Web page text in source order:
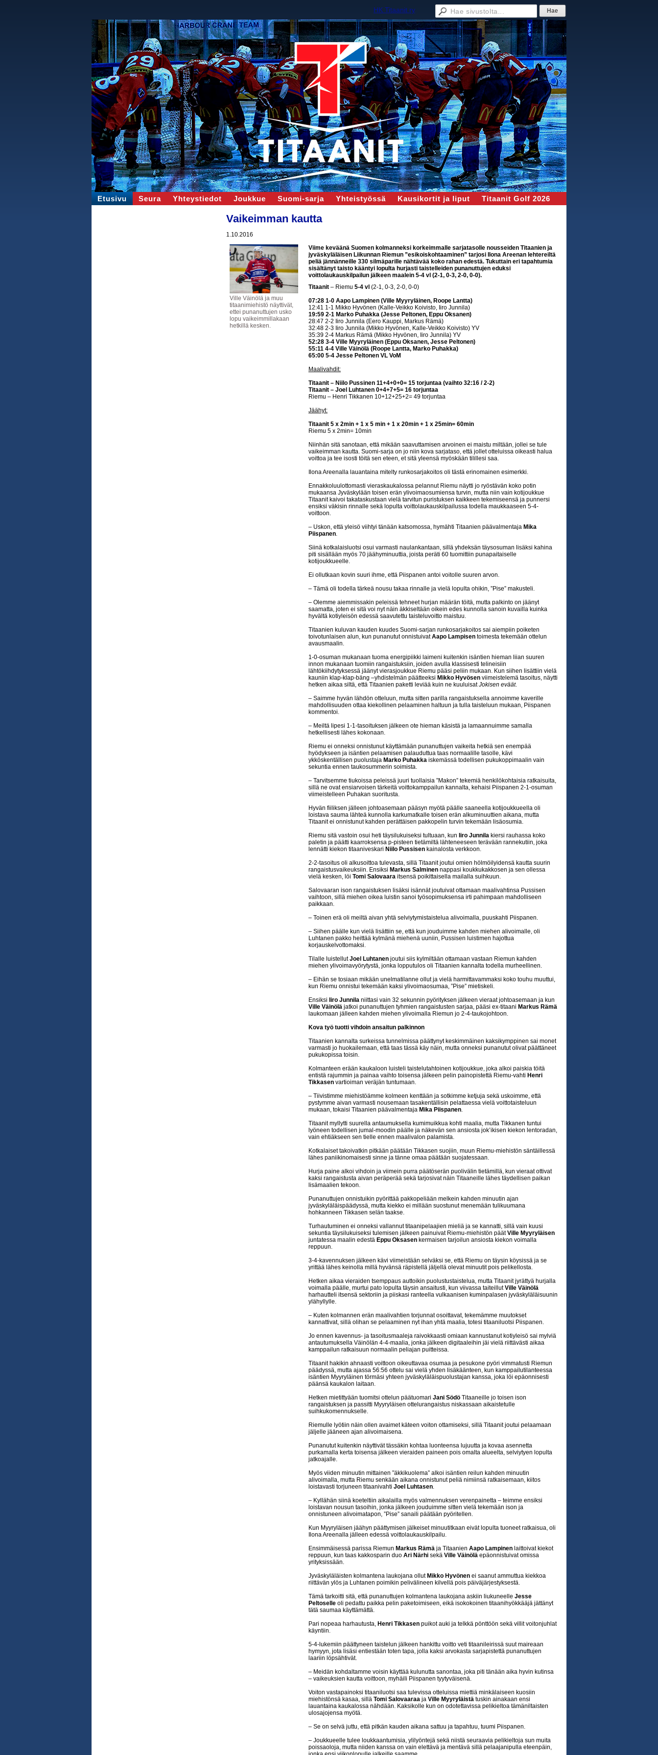
HK Titaanit ry
Etusivu Seura Yhteystiedot Joukkue Suomi-sarja Yhteistyössä Kausikortit ja liput Titaanit Golf 2026
Vaikeimman kautta
1.10.2016
Ville Väinölä ja muu
titaanimiehistö näyttivät,
ettei punanuttujen usko
lopu vaikeimmillakaan
hetkillä kesken.
Viime keväänä Suomen kolmanneksi korkeimmalle sarjatasolle nousseiden Titaanien ja
jyväskyläläisen Liikunnan Riemun ”esikoiskohtaaminen” tarjosi Ilona Areenan lehtereiltä
peliä jännänneille 330 silmäparille nähtävää koko rahan edestä. Tukuttain eri tapahtumia
sisältänyt taisto kääntyi lopulta hurjasti taistelleiden punanuttujen eduksi
voittolaukauskilpailun jälkeen maalein 5-4 vl (2-1, 0-3, 2-0, 0-0).
Titaanit – Riemu 5-4 vl (2-1, 0-3, 2-0, 0-0)
07:28 1-0 Aapo Lampinen (Ville Myyryläinen, Roope Lantta)
12:41 1-1 Mikko Hyvönen (Kalle-Veikko Koivisto, Iiro Junnila)
19:59 2-1 Marko Puhakka (Jesse Peltonen, Eppu Oksanen)
28:47 2-2 Iiro Junnila (Eero Kauppi, Markus Rämä)
32:48 2-3 Iiro Junnila (Mikko Hyvönen, Kalle-Veikko Koivisto) YV
35:39 2-4 Markus Rämä (Mikko Hyvönen, Iiro Junnila) YV
52:28 3-4 Ville Myyryläinen (Eppu Oksanen, Jesse Peltonen)
55:11 4-4 Ville Väinölä (Roope Lantta, Marko Puhakka)
65:00 5-4 Jesse Peltonen VL VoM
Maalivahdit:
Titaanit – Niilo Pussinen 11+4+0+0= 15 torjuntaa (vaihto 32:16 / 2-2)
Titaanit – Joel Luhtanen 0+4+7+5= 16 torjuntaa
Riemu – Henri Tikkanen 10+12+25+2= 49 torjuntaa
Jäähyt:
Titaanit 5 x 2min + 1 x 5 min + 1 x 20min + 1 x 25min= 60min
Riemu 5 x 2min= 10min
Niinhän sitä sanotaan, että mikään saavuttamisen arvoinen ei maistu miltään, jollei se tule
vaikeimman kautta. Suomi-sarja on jo niin kova sarjataso, että jollet otteluissa oikeasti halua
voittoa ja tee isosti töitä sen eteen, et sitä yleensä myöskään tilillesi saa.
Ilona Areenalla lauantaina mitelty runkosarjakoitos oli tästä erinomainen esimerkki.
Ennakkoluulottomasti vieraskaukalossa pelannut Riemu näytti jo ryöstävän koko potin
mukaansa Jyväskylään toisen erän ylivoimaosumiensa turvin, mutta niin vain kotijoukkue
Titaanit kaivoi takataskustaan vielä tarvitun puristuksen kaikkeen tekemiseensä ja punnersi
ensiksi väkisin rinnalle sekä lopulta voittolaukauskilpailussa todella maukkaaseen 5-4-
voittoon.
– Uskon, että yleisö viihtyi tänään katsomossa, hymähti Titaanien päävalmentaja Mika
Piispanen.
Siinä kotkalaisluotsi osui varmasti naulankantaan, sillä yhdeksän täysosuman lisäksi kahina
piti sisällään myös 70 jäähyminuuttia, joista peräti 60 tuomittiin punapaitaiselle
kotijoukkueelle.
Ei ollutkaan kovin suuri ihme, että Piispanen antoi voitolle suuren arvon.
– Tämä oli todella tärkeä nousu takaa rinnalle ja vielä lopulta ohikin, ”Pise” makusteli.
– Olemme aiemmissakin peleissä tehneet hurjan määrän töitä, mutta palkinto on jäänyt
saamatta, joten ei sitä voi nyt näin äkkiseltään oikein edes kunnolla sanoin kuvailla kuinka
hyvältä kotiyleisön edessä saavutettu taisteluvoitto maistuu.
Titaanien kuluvan kauden kuudes Suomi-sarjan runkosarjakoitos sai aiempiin poiketen
toivotunlaisen alun, kun punanutut onnistuivatAapo Lampisen toimesta tekemään ottelun
avausmaalin.
1-0-osuman mukanaan tuoma energipiikki laimeni kuitenkin isäntien hieman liian suuren
innon mukanaan tuomiin rangaistuksiin, joiden avulla klassisesti telineisiin
lähtökiihdytyksessä jäänyt vierasjoukkue Riemu pääsi peliin mukaan. Kun siihen lisättiin vielä
kauniin klap-klap-bäng –yhdistelmän päätteeksi Mikko Hyvösen viimeistelemä tasoitus, näytti
hetken aikaa siltä, että Titaanien paketti leviää kuin ne kuuluisatJokisen eväät.
– Saimme hyvän lähdön otteluun, mutta sitten parilla rangaistuksella annoimme kaverille
mahdollisuuden ottaa kiekollinen pelaaminen haltuun ja tulla taisteluun mukaan, Piispanen
kommentoi.
– Meiltä lipesi 1-1-tasoituksen jälkeen ote hieman käsistä ja lamaannuimme samalla
hetkellisesti lähes kokonaan.
Riemu ei onneksi onnistunut käyttämään punanuttujen vaikeita hetkiä sen enempää
hyödykseen ja isäntien pelaamisen palauduttua taas normaalille tasolle, kävi
ykköskentällisen puolustaja Marko Puhakka iskemässä todellisen pukukoppimaalin vain
sekuntia ennen taukosummerin soimista.
– Tarvitsemme tiukoissa peleissä juuri tuollaisia ”Makon” tekemiä henkilökohtaisia ratkaisuita,
sillä ne ovat ensiarvoisen tärkeitä voittokamppailun kannalta, kehaisi Piispanen 2-1-osuman
viimeistelleen Puhakan suoritusta.
Hyvän fiiliksen jälleen johtoasemaan pääsyn myötä päälle saaneella kotijoukkueella oli
loistava sauma lähteä kunnolla karkumatkalle toisen erän alkuminuuttien aikana, mutta
Titaanit ei onnistunut kahden perättäisen pakkopelin turvin tekemään lisäosumia.
Riemu sitä vastoin osui heti täysilukuiseksi tultuaan, kun Iiro Junnila kiersi rauhassa koko
paletin ja päätti kaarroksensa p-pisteen tietämiltä lähteneeseen terävään rannekutiin, joka
lennätti kiekon titaaniveskari Niilo Pussisen kainalosta verkkoon.
2-2-tasoitus oli alkusoittoa tulevasta, sillä Titaanit joutui omien hölmöilyidensä kautta suurin
rangaistusvaikeuksiin. Ensiksi Markus Salminen nappasi koukkukakkosen ja sen ollessa
vielä kesken, löi Tomi Salovaara itsensä poikittaisella mailalla suihkuun.
Salovaaran ison rangaistuksen lisäksi isännät joutuivat ottamaan maalivahtinsa Pussisen
vaihtoon, sillä miehen oikea luistin sanoi työsopimuksensa irti pahimpaan mahdolliseen
paikkaan.
– Toinen erä oli meiltä aivan yhtä selviytymistaistelua alivoimalla, puuskahti Piispanen.
– Siihen päälle kun vielä lisättiin se, että kun jouduimme kahden miehen alivoimalle, oli
Luhtanen pakko heittää kylmänä miehenä uuniin, Pussisen luistimen hajottua
korjauskelvottomaksi.
Tilalle luistellutJoel Luhtanen joutui siis kylmiltään ottamaan vastaan Riemun kahden
miehen ylivoimavyörytystä, jonka lopputulos oli Titaanien kannalta todella murheellinen.
– Eihän se tosiaan mikään unelmatilanne ollut ja vielä harmittavammaksi koko touhu muuttui,
kun Riemu onnistui tekemään kaksi ylivoimaosumaa, ”Pise” mietiskeli.
Ensiksi Iiro Junnila niittasi vain 32 sekunnin pyörityksen jälkeen vieraat johtoasemaan ja kun
Ville Väinölä jatkoi punanuttujen tyhmien rangaistusten sarjaa, pääsi ex-titaani Markus Rämä
laukomaan jälleen kahden miehen ylivoimalla Riemun jo 2-4-taukojohtoon.
Kova työ tuotti vihdoin ansaitun palkinnon
Titaanien kannalta surkeissa tunnelmissa päättynyt keskimmäinen kaksikymppinen sai monet
varmasti jo huokailemaan, että taas tässä käy näin, mutta onneksi punanutut olivat päättäneet
pukukopissa toisin.
Kolmanteen erään kaukaloon luisteli taistelutahtoinen kotijoukkue, joka alkoi paiskia töitä
entistä rajummin ja painaa vaihto toisensa jälkeen pelin painopistettä Riemu-vahti Henri
Tikkasen vartioiman veräjän tuntumaan.
– Tiivistimme miehistöämme kolmeen kenttään ja sotkimme ketjuja sekä uskoimme, että
pystymme aivan varmasti nousemaan tasakentällisin pelattaessa vielä voittotaisteluun
mukaan, tokaisi Titaanien päävalmentaja Mika Piispanen.
Titaanit myllytti suurella antaumuksella kumimuikkua kohti maalia, mutta Tikkanen tuntui
lyöneen todellisen jumal-moodin päälle ja näkevän sen ansiosta jok’ikisen kiekon lentoradan,
vain ehtiäkseen sen tielle ennen maalivalon palamista.
Kotkalaiset takoivatkin pitkään päätään Tikkasen suojiin, muun Riemu-miehistön säntäillessä
lähes paniikinomaisesti sinne ja tänne omaa päätään suojatessaan.
Hurja paine alkoi vihdoin ja viimein purra päätöserän puolivälin tietämillä, kun vieraat ottivat
kaksi rangaistusta aivan peräperää sekä tarjosivat näin Titaaneille lähes täydellisen paikan
lisämaalien tekoon.
Punanuttujen onnistuikin pyörittää pakkopeliään melkein kahden minuutin ajan
jyväskyläläispäädyssä, mutta kiekko ei millään suostunut menemään tulikuumana
hohkanneen Tikkasen selän taakse.
Turhautuminen ei onneksi vallannut titaanipelaajien mieliä ja se kannatti, sillä vain kuusi
sekuntia täysilukuiseksi tulemisen jälkeen painuivat Riemu-miehistön päätVille Myyryläisen
juntatessa maalin edestä Eppu Oksasen kermaisen tarjoilun ansiosta kiekon voimalla
reppuun.
3-4-kavennuksen jälkeen kävi viimeistään selväksi se, että Riemu on täysin köysissä ja se
yrittää lähes keinolla millä hyvänsä räpistellä jäljellä olevat minuutit pois pelikellosta.
Hetken aikaa vieraiden tsemppaus auttoikin puolustustaistelua, mutta Titaanit jyrättyä hurjalla
voimalla päälle, murtui pato lopulta täysin ansaitusti, kun viivassa taiteillutVille Väinölä
harhautteli itsensä sektoriin ja piiskasi ranteella vulkaanisen kuminpalasen jyväskyläläisuunin
ylähyllylle.
– Kuten kolmannen erän maalivahtien torjunnat osoittavat, tekemämme muutokset
kannattivat, sillä olihan se pelaaminen nyt ihan yhtä maalia, totesi titaaniluotsi Piispanen.
Jo ennen kavennus- ja tasoitusmaaleja raivokkaasti omiaan kannustanut kotiyleisö sai mylviä
antautumuksella Väinölän 4-4-maalia, jonka jälkeen digitaaleihin jäi vielä riittävästi aikaa
kamppailun ratkaisuun normaalin peliajan puitteissa.
Titaanit hakikin ahnaasti voittoon oikeuttavaa osumaa ja pesukone pyöri vimmatusti Riemun
päädyssä, mutta ajassa 56:56 ottelu sai vielä yhden lisäkäänteen, kun kamppailutilanteessa
isäntien Myyryläinen törmäsi yhteen jyväskyläläispuolustajan kanssa, joka löi epäonnisesti
päänsä kaukalon laitaan.
Hetken mietittyään tuomitsi ottelun päätuomari Jani Södö Titaaneille jo toisen ison
rangaistuksen ja passitti Myyryläisen ottelurangaistus niskassaan aikaistetulle
suihkukomennukselle.
Riemulle lyötiin näin ollen avaimet käteen voiton ottamiseksi, sillä Titaanit joutui pelaamaan
jäljelle jääneen ajan alivoimaisena.
Punanutut kuitenkin näyttivät tässäkin kohtaa luonteensa lujuutta ja kovaa asennetta
purkamalla kerta toisensa jälkeen vieraiden paineen pois omalta alueelta, selviytyen lopulta
jatkoajalle.
Myös viiden minuutin mittainen ”äkkikuolema” alkoi isäntien reilun kahden minuutin
alivoimalla, mutta Riemu senkään aikana onnistunut peliä nimiinsä ratkaisemaan, kiitos
loistavasti torjuneen titaanivahti Joel Luhtasen.
– Kyllähän siinä koeteltiin aikalailla myös valmennuksen verenpainetta – teimme ensiksi
loistavan nousun tasoihin, jonka jälkeen jouduimme sitten vielä tekemään ison ja
onnistuneen alivoimatapon, ”Pise” sanaili päätään pyöritellen.
Kun Myyryläisen jäähyn päättymisen jälkeiset minuutitkaan eivät lopulta tuoneet ratkaisua, oli
Ilona Areenalla jälleen edessä voittolaukauskilpailu.
Ensimmäisessä parissa Riemun Markus Rämä ja Titaanien Aapo Lampinen laittoivat kiekot
reppuun, kun taas kakkosparin duo Ari Närhi sekä Ville Väinölä epäonnistuivat omissa
yrityksissään.
Jyväskyläläisten kolmantena laukojana ollut Mikko Hyvönen ei saanut ammuttua kiekkoa
riittävän ylös ja Luhtanen poimikin pelivälineen kilvellä pois päiväjärjestyksestä.
Tämä tarkoitti sitä, että punanuttujen kolmantena laukojana askiin liukuneelle Jesse
Peltoselle oli pedattu paikka pelin paketoimiseen, eikä isokokoinen titaanihyökkääjä jättänyt
tätä saumaa käyttämättä.
Pari nopeaa harhautusta, Henri Tikkasen puikot auki ja telkkä pönttöön sekä villit voitonjuhlat
käyntiin.
5-4-lukemiin päättyneen taistelun jälkeen hankittu voitto veti titaanileirissä suut maireaan
hymyyn, jota lisäsi entiestään toten tapa, jolla kaksi arvokasta sarjapistettä punanuttujen
laariin löpsähtivät.
– Meidän kohdaltamme voisin käyttää kulunutta sanontaa, joka piti tänään aika hyvin kutinsa
– vaikeuksien kautta voittoon, myhäili Piispanen tyytyväisenä.
Voiton vastapainoksi titaaniluotsi saa tulevissa otteluissa miettiä minkälaiseen kuosiin
miehistönsä kasaa, sillä Tomi Salovaaraa ja Ville Myyryläistä tuskin ainakaan ensi
lauantaina kaukalossa nähdään. Kaksikolle kun on odotettavissa pelikieltoa tämäniltaisten
ulosajojensa myötä.
– Se on selvä juttu, että pitkän kauden aikana sattuu ja tapahtuu, tuumi Piispanen.
– Joukkueelle tulee loukkaantumisia, ylilyöntejä sekä niistä seuraavia pelikieltoja sun muita
poissaoloja, mutta niiden kanssa on vain elettävä ja mentävä sillä pelaajanipulla eteenpäin,